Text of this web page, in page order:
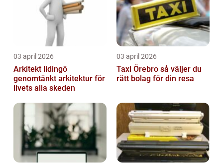
03 april 2026
Arkitekt lidingö
genomtänkt arkitektur för
livets alla skeden
03 april 2026
Taxi Örebro så väljer du
rätt bolag för din resa